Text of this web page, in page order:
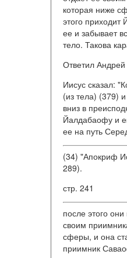
которая ниже
этого
ее и забывает
тело. Такова
Ответил Андрей
Иисус сказал:
(из тела) (379)
вниз в
Йалдабаофу и
ее на путь
(34) "Апокриф
289).
стр. 241
после этого
своим
сферы, и она
приимник